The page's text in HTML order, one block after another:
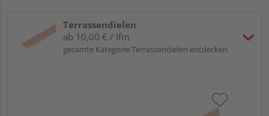
Terrassendielen
ab 10,00 € / lfm
gesamte Kategorie Terrassendielen entdecken